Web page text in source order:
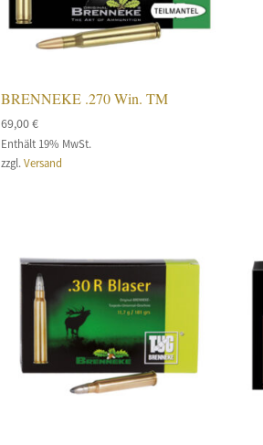
BRENNEKE .270 Win. TM
69,00€
Enthält 19% MwSt.
zzgl.Versand